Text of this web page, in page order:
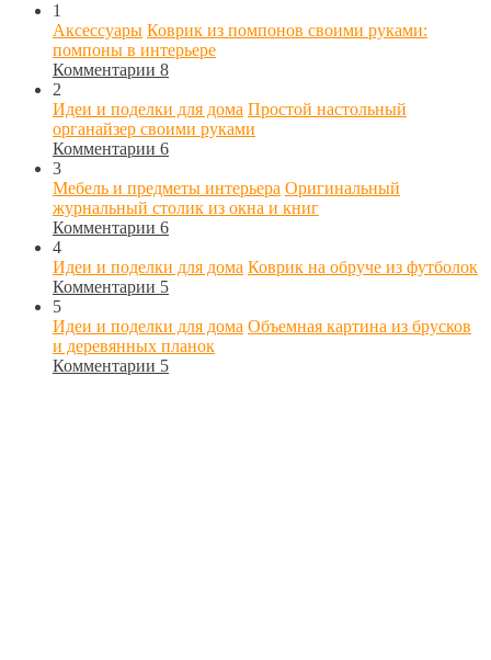
1
Аксессуары Коврик из помпонов своими руками:
помпоны в интерьере
Комментарии 8
2
Идеи и поделки для дома Простой настольный
органайзер своими руками
Комментарии 6
3
Мебель и предметы интерьера Оригинальный
журнальный столик из окна и книг
Комментарии 6
4
Идеи и поделки для дома Коврик на обруче из футболок
Комментарии 5
5
Идеи и поделки для дома Объемная картина из брусков
и деревянных планок
Комментарии 5